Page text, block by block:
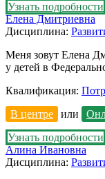
Узнать подробности
Елена Дмитриевна
Дисциплина:
Меня зовут Елена
у детей в
Квалификация:
В центре
или
Узнать подробности
Алина Ивановна
Дисциплина: